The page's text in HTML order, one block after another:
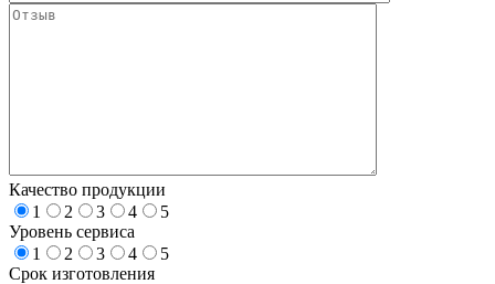
Качество продукции
1
2 3 4
5
Уровень сервиса
1
2 3 4
5
Срок изготовления